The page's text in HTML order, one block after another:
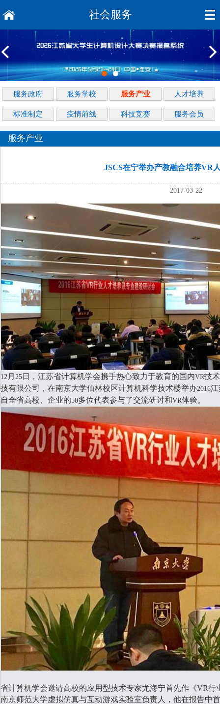
社会服务
服务政府 服务学校 服务产业 人才培养
标准制定 疫情前线 科技竞赛 服务会员
服务产业
JSCS在宁举办产教融合培养VR
2017-03-22
12 月 25 日，江苏省计算机学会携手热心致力于教育的国内VR技
技有限公司，在南京大学仙林校区计算机科学技术楼举办2016江
自全省高校、企业的50多位代表参与了交流研讨和VR体验。
省计算机学会邀请高校的应用型技术专家尤海宁首先作《VR行
南京师范大学虚拟仿真与互动游戏实验室负责人，他在报告中